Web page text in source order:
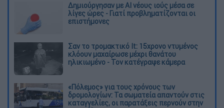
Δημιούργησαν με AI νέους ιούς μέσα σε
λίγες ώρες - Γιατί προβληματίζονται οι
επιστήμονες
Σαν το τρομακτικό It: 15χρονο ντυμένος
κλόουν μαχαίρωσε μέχρι θανάτου
ηλικιωμένο - Τον κατέγραψε κάμερα
«Πόλεμος» για τους χρόνους των
δρομολογίων: Τα σωματεία απαντούν στις
καταγγελίες, οι παρατάξεις περνούν στην